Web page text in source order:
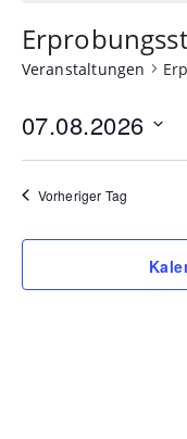
Veranstaltungen
07.08.2026
Vorheriger Tag